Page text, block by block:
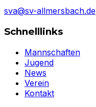
sva@sv-allmersbach.de
Schnelllinks
Mannschaften
Jugend
News
Verein
Kontakt